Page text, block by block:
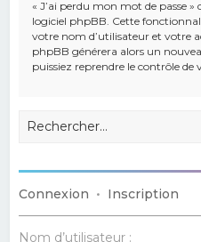
« J’ai perdu mon mot de passe
logiciel phpBB. Cette
votre nom d’utilisateur et votre
phpBB générera alors un
puissiez reprendre le contrôle de
Connexion • Inscription
Nom d’utilisateur :